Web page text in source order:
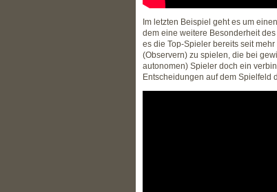
Im letzten Beispiel geht es um
dem eine weitere Besonderheit
es die Top-Spieler bereits seit
(Observern) zu spielen, die bei
autonomen) Spieler doch ein
Entscheidungen auf dem Spielfeld